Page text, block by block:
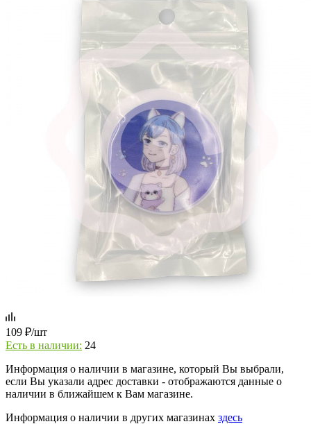
109 ₽/шт
Есть в наличии: 24
Информация о наличии в магазине, который Вы выбрали,
если Вы указали адрес доставки - отображаются данные о
наличии в ближайшем к Вам магазине.
Информация о наличии в других магазинах здесь